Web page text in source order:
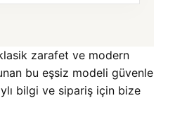
zarafet ve modern
bu eşsiz modeli güvenle
bilgi ve sipariş için bize